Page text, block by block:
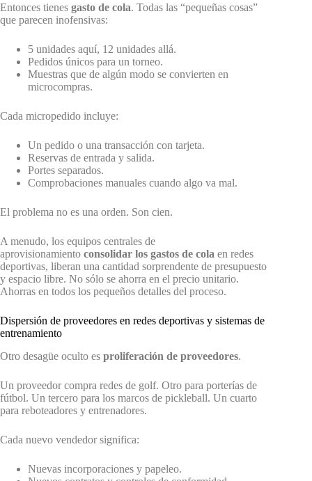
Entonces tienes gasto de cola. Todas las “pequeñas cosas”
que parecen inofensivas:
5 unidades aquí, 12 unidades allá.
Pedidos únicos para un torneo.
Muestras que de algún modo se convierten en
microcompras.
Cada micropedido incluye:
Un pedido o una transacción con tarjeta.
Reservas de entrada y salida.
Portes separados.
Comprobaciones manuales cuando algo va mal.
El problema no es una orden. Son cien.
A menudo, los equipos centrales de
aprovisionamiento consolidar los gastos de cola en redes
deportivas, liberan una cantidad sorprendente de presupuesto
y espacio libre. No sólo se ahorra en el precio unitario.
Ahorras en todos los pequeños detalles del proceso.
Dispersión de proveedores en redes deportivas y sistemas de
entrenamiento
Otro desagüe oculto es proliferación de proveedores.
Un proveedor compra redes de golf. Otro para porterías de
fútbol. Un tercero para los marcos de pickleball. Un cuarto
para reboteadores y entrenadores.
Cada nuevo vendedor significa:
Nuevas incorporaciones y papeleo.